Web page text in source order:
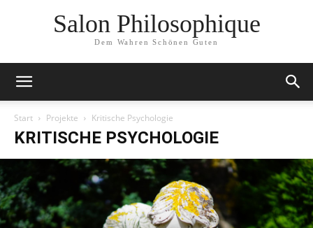
Salon Philosophique
Dem Wahren Schönen Guten
Start Projekte Kritische Psychologie
KRITISCHE PSYCHOLOGIE